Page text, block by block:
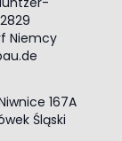
który
od tego,
nową
dachu!
odporna na
Niemcy
167A
Śląski